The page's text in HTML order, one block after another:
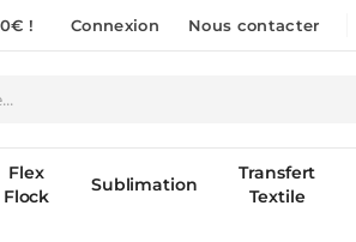
! Connexion Nous contacter
Flex
Flock
Sublimation
Transfert
Textile